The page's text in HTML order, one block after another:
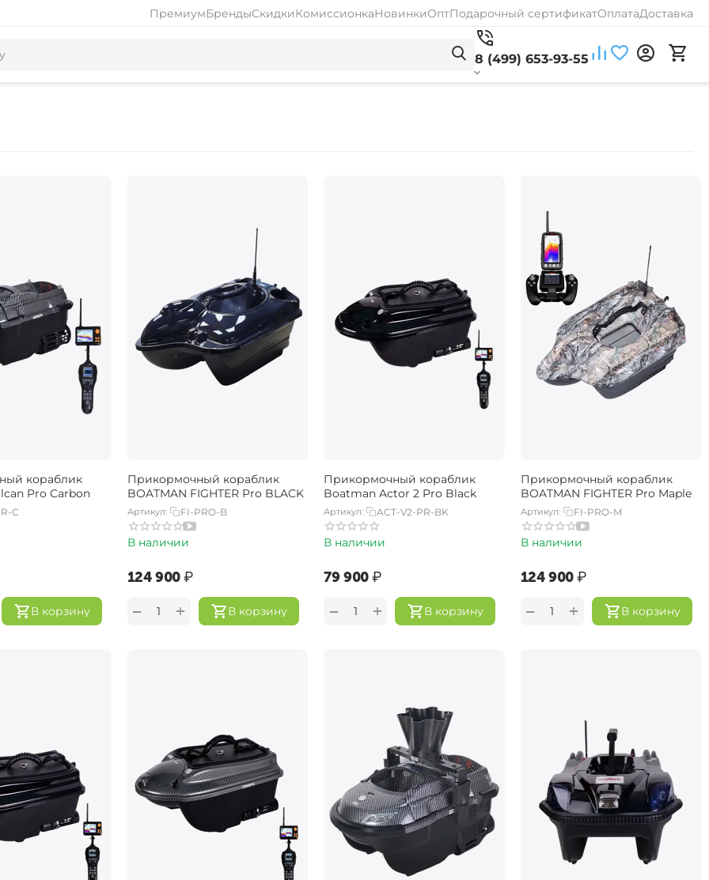
ПремиумБрендыСкидкиКомиссионкаНовинкиОптПодарочный сертификатОплатаДоставка
8 (499) 653-93-55
кораблик
Pro Carbon
C
В корзину
Прикормочный кораблик
BOATMAN FIGHTER Pro BLACK
Артикул: FI-PRO-B
В наличии
‍124 900‍₽
В корзину
+
−
Прикормочный кораблик
Boatman Actor 2 Pro Black
Артикул: ACT-V2-PR-BK
В наличии
‍79 900‍₽
В корзину
+
−
Прикормочный кораблик
BOATMAN FIGHTER Pro Maple
Артикул: FI-PRO-M
В наличии
‍124 900‍₽
В корзину
+
−